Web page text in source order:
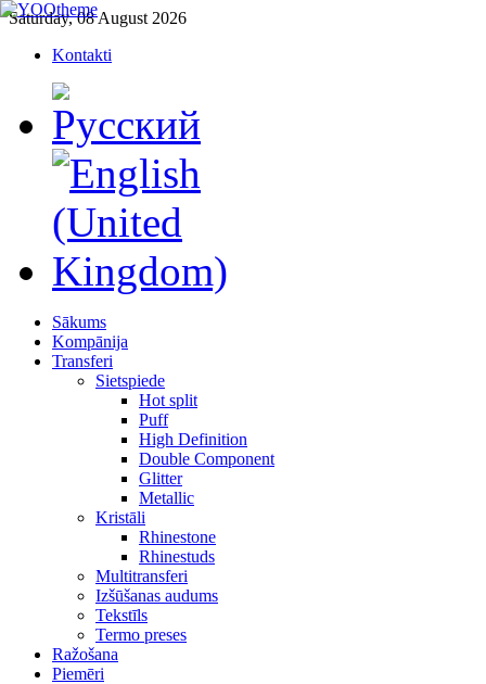
Saturday, 08 August 2026
Kontakti
Sākums
Kompānija
Transferi
Sietspiede
Hot split
Puff
High Definition
Double Component
Glitter
Metallic
Kristāli
Rhinestone
Rhinestuds
Multitransferi
Izšūšanas audums
Tekstīls
Termo preses
Ražošana
Piemēri